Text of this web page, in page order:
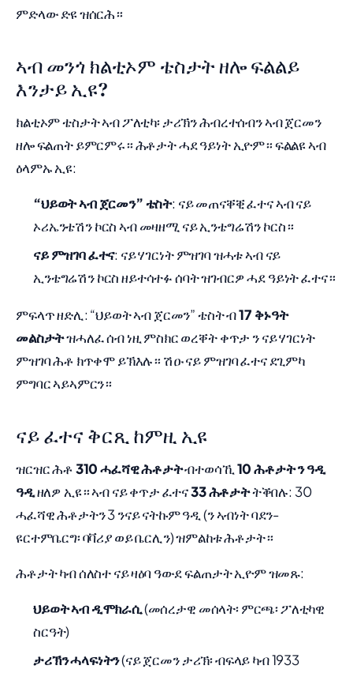
ምድላው ድዩ ዝሰርሕ።
ኣብ መንጎ ክልቲኦም ቴስታት ዘሎ ፍልልይ
እንታይ ኢዩ?
ክልቲኦም ቴስታት ኣብ ፖለቲካ፡ ታሪኽን ሕብረተሰብን ኣብ ጀርመን
ዘሎ ፍልጠት ይምርምሩ። ሕቶታት ሓደ ዓይነት ኢዮም። ፍልልዩ ኣብ
ዕላምኡ ኢዩ:
“ህይወት ኣብ ጀርመን” ቴስት: ናይ መጠናቐቒ ፈተና ኣብ ናይ
ኦሪኤንቴሽን ኮርስ ኣብ መዛዘሚ ናይ ኢንቴግሬሽን ኮርስ።
ናይ ምዝገባ ፈተና: ናይ ሃገርነት ምዝገባ ዝሓቱ ኣብ ናይ
ኢንቴግሬሽን ኮርስ ዘይተሳተፉ ሰባት ዝገብርዎ ሓደ ዓይነት ፈተና።
ምፍላጥ ዘድሊ: “ህይወት ኣብ ጀርመን” ቴስት ብ17 ቅኑዓት
መልስታትዝሓለፈ ሰብ ነዚ ምስክር ወረቐት ቀጥታ ን ናይ ሃገርነት
ምዝገባ ሕቶ ክጥቀሞ ይኽእሉ። ሽዑ ናይ ምዝገባ ፈተና ደጊምካ
ምግባር ኣይኣምርን።
ናይ ፈተና ቅርጺ ከምዚ ኢዩ
ዝርዝር ሕቶ310 ሓፈሻዊ ሕቶታትብተወሳኺ10 ሕቶታት ን ዓዲ
ዓዲዘለዎ ኢዩ። ኣብ ናይ ቀጥታ ፈተና33 ሕቶታትትቕበሉ: 30
ሓፈሻዊ ሕቶታትን 3 ንናይ ናትኩም ዓዲ (ን ኣብነት ባደን-
ዩርተምቤርግ፡ ባቫሪያ ወይ ቤርሊን) ዝምልከቱ ሕቶታት።
ሕቶታት ካብ ሰለስተ ናይ ዛዕባ ዓውደ ፍልጠታት ኢዮም ዝመጹ:
ህይወት ኣብ ዲሞክራሲ(መሰረታዊ መሰላት፡ ምርጫ፡ ፖለቲካዊ
ስርዓት)
ታሪኽን ሓላፍነትን(ናይ ጀርመን ታሪኽ፡ ብፍላይ ካብ 1933